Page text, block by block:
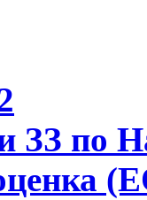
ЗЗ по